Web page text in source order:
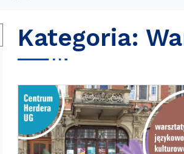
SearchKategoria: